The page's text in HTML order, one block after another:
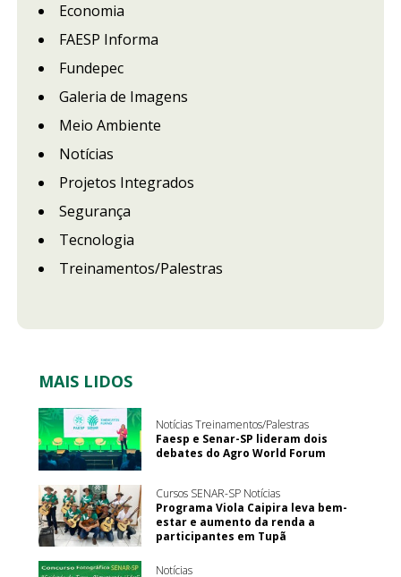
Economia
FAESP Informa
Fundepec
Galeria de Imagens
Meio Ambiente
Notícias
Projetos Integrados
Segurança
Tecnologia
Treinamentos/Palestras
MAIS LIDOS
Notícias Treinamentos/Palestras
Faesp e Senar-SP lideram dois
debates do Agro World Forum
Cursos SENAR-SP Notícias
Programa Viola Caipira leva bem-
estar e aumento da renda a
participantes em Tupã
Notícias